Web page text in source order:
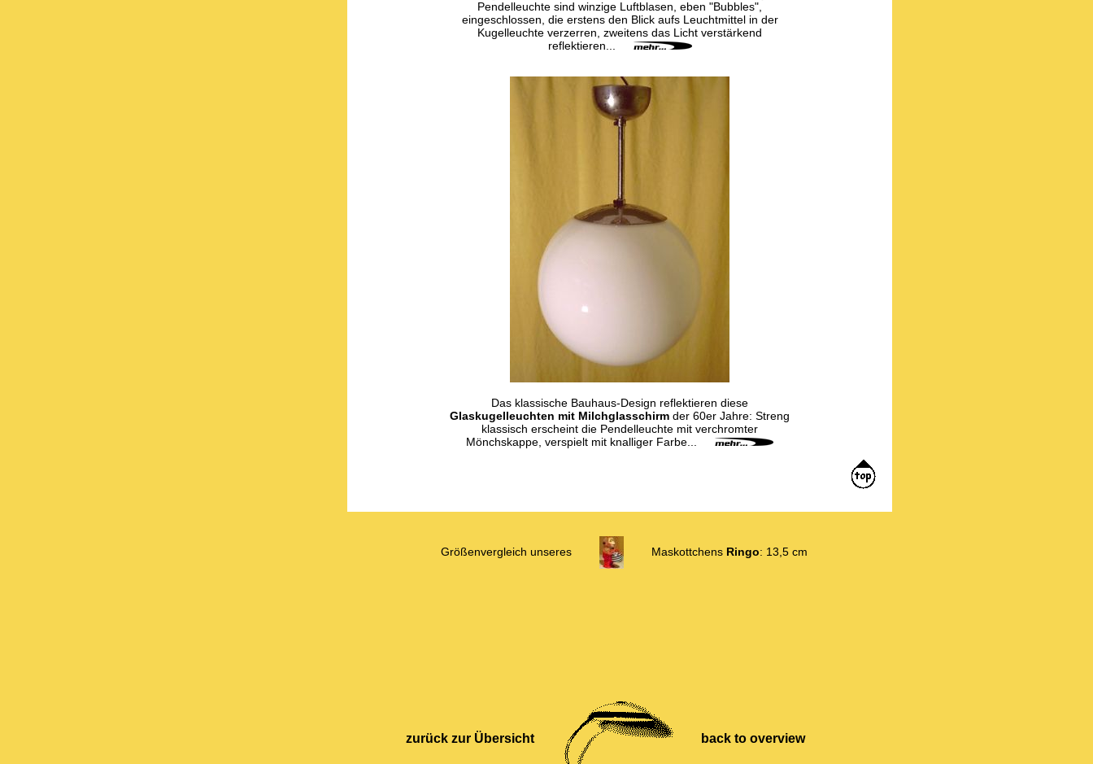
Pendelleuchte sind winzige Luftblasen, eben "Bubbles",
eingeschlossen, die erstens den Blick aufs Leuchtmittel in der
Kugelleuchte verzerren, zweitens das Licht verstärkend
reflektieren...
Das klassische Bauhaus-Design reflektieren diese
Glaskugelleuchten mit Milchglasschirm der 60er Jahre: Streng
klassisch erscheint die Pendelleuchte mit verchromter
Mönchskappe, verspielt mit knalliger Farbe...
Größenvergleich unseres Maskottchens Ringo: 13,5 cm
zurück zur Übersicht back to overview